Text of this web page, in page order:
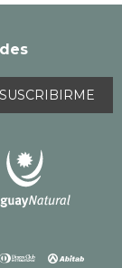
SUSCRIBIRME